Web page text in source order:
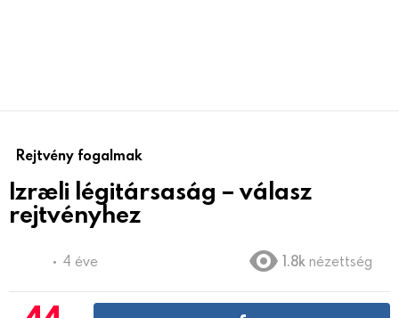
Rejtvény fogalmak
Izraeli légitársaság – válasz
rejtvényhez
4 éve 1.8k nézettség